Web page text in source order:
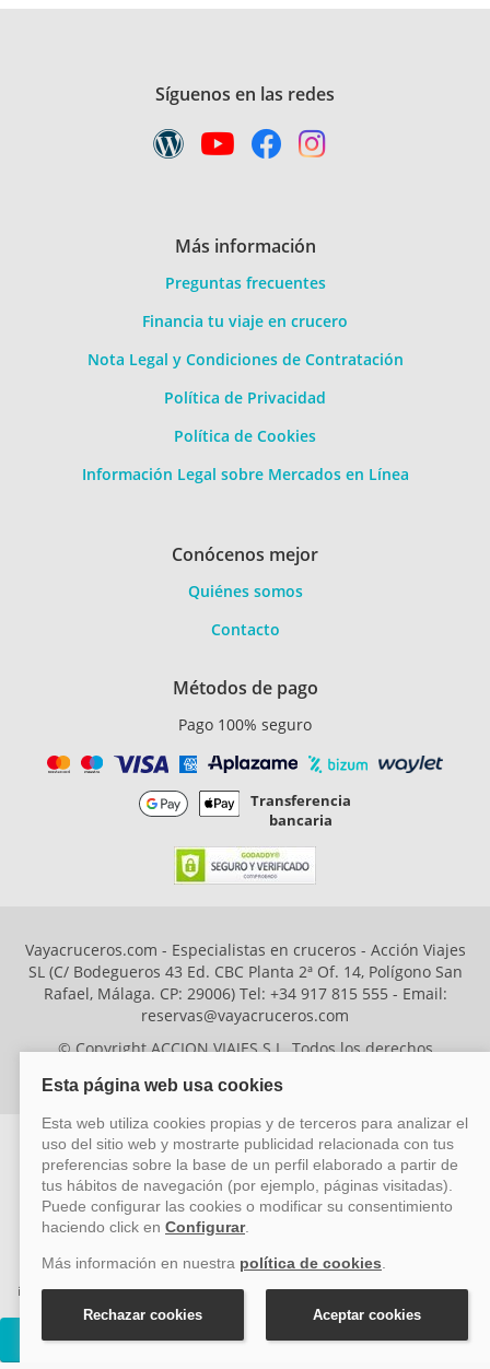
Cruceros MSC Seaview
Síguenos en las redes
Más información
Preguntas frecuentes
Financia tu viaje en crucero
Nota Legal y Condiciones de Contratación
Política de Privacidad
Política de Cookies
Información Legal sobre Mercados en Línea
Conócenos mejor
Quiénes somos
Contacto
Métodos de pago
Pago 100% seguro
Transferencia
bancaria
Vayacruceros.com - Especialistas en cruceros - Acción Viajes
SL (C/ Bodegueros 43 Ed. CBC Planta 2ª Of. 14, Polígono San
Rafael, Málaga. CP: 29006) Tel: +34 917 815 555 - Email:
reservas@vayacruceros.com
© Copyright ACCION VIAJES S.L. Todos los derechos
ACCION VIAJES SL ha sido beneficiaria del Fondo Europeo de Desarrollo
Regional (FEDER), cuyo objetivo es mejorar la competitividad de las pymes
mediante el impulso de la innovación, el desarrollo tecnológico, la
investigación de calidad y el uso seguro y fiable del ciberespacio. Gracias a
esta financiación, la empresa ha puesto en marcha un Plan de Acción
durante el año 2026 para reforzar su competitividad empresarial,
promoviendo la innovación y la ciberseguridad. Para ello, ha contado con el